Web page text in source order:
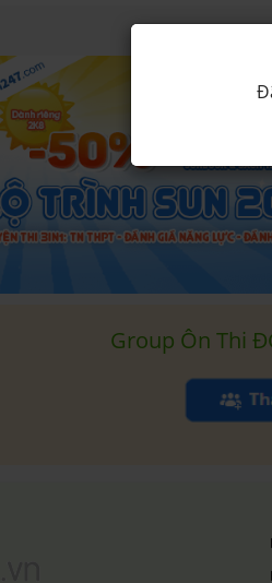
Group Ôn Thi